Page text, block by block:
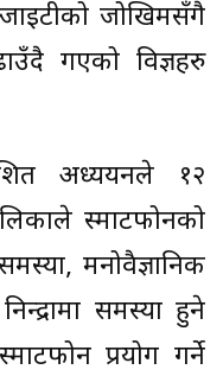
जोखिमसँगै
गएको विज्ञहरु
अध्ययनले १२
स्मार्टफोनको
मनोवैज्ञानिक
समस्या हुने
प्रयोग गर्ने